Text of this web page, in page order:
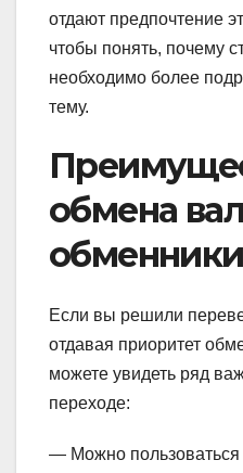
отдают предпочтение
чтобы понять, почему
необходимо более
тему.
обмена
обменники
Если вы решили
отдавая приоритет
можете увидеть ряд
переходе:
— Можно